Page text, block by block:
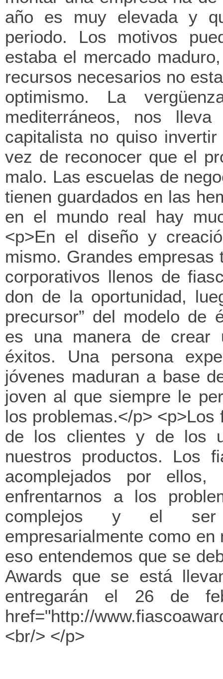
año es muy elevada y
periodo. Los motivos
estaba el mercado
recursos necesarios no
optimismo. La
mediterráneos, nos
capitalista no quiso
vez de reconocer que el
malo. Las escuelas de
tienen guardados en las
en el mundo real hay
<p>En el diseño y
mismo. Grandes
corporativos llenos de
don de la oportunidad,
precursor” del modelo de
es una manera de crear
éxitos. Una persona
jóvenes maduran a base
joven al que siempre le
los problemas.</p>
de los clientes y de los
nuestros productos. Los
acomplejados por
enfrentarnos a los
complejos y el ser
empresarialmente como
eso entendemos que se
Awards que se está
entregarán el 26 de
href="http://
<br/> </p>